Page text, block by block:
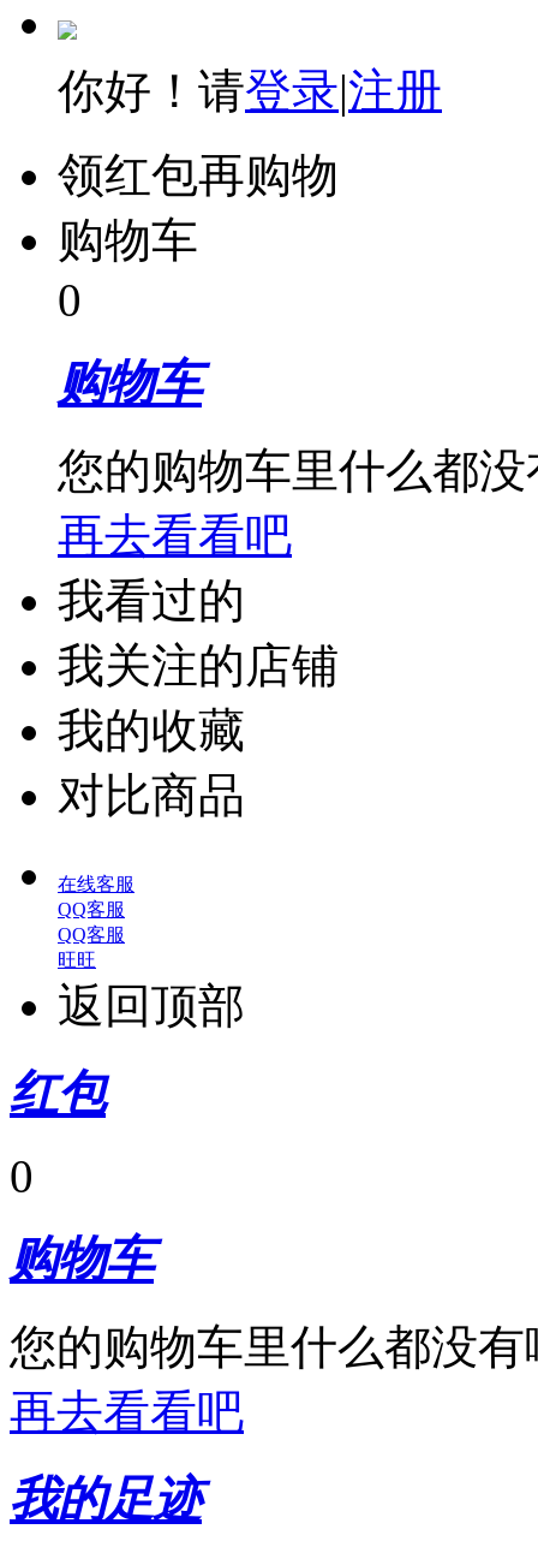
你好！请登录|注册
领红包再购物
购物车
0
购物车
您的购物车里什么都没
再去看看吧
我看过的
我关注的店铺
我的收藏
对比商品
在线客服
QQ客服
QQ客服
旺旺
返回顶部
红包
0
购物车
您的购物车里什么都没有
再去看看吧
我的足迹